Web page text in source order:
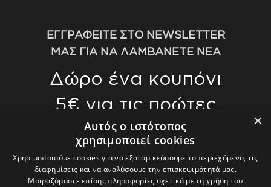
ΕΓΓΡΑΦΕΙΤΕ ΣΤΟ NEWSLETTER
ΜΑΣ ΓΙΑ ΝΑ ΛΑΜΒΑΝΕΤΕ ΝΕΑ
Δώρο ένα κουπόνι
5€ για τις πρώτες
αγορές σας άνω
των 70€
Γίνετε οι πρώτοι που θα μάθετε για τις
×
Αυτός ο ιστότοπος
χρησιμοποιεί cookies
Χρησιμοποιούμε cookies για να εξατομικεύσουμε το περιεχόμενο, τις
διαφημίσεις και να αναλύσουμε την επισκεψιμότητά μας.
Μοιραζόμαστε επίσης πληροφορίες σχετικά με τη χρήση του